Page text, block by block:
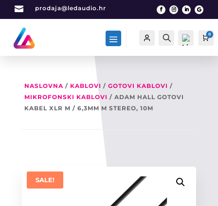
 prodaja@ledaudio.hr
Račun Traži
List
0
NASLOVNA/ KABLOVI / GOTOVI KABLOVI /
MIKROFONSKI KABLOVI / ADAM HALL GOTOVI
KABEL XLR M / 6,3MM M STEREO, 10M
SALE!